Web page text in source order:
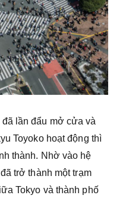
lần đẩu mở cửa và
Toyoko hoạt động thì
thành. Nhờ vào hệ
trở thành một trạm
Tokyo và thành phố